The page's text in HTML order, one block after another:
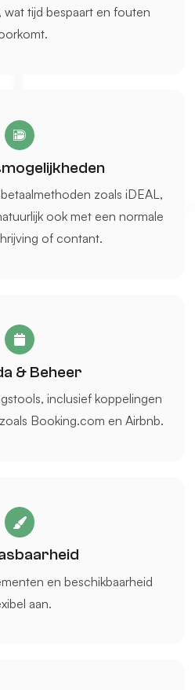
tijd bespaart en fouten
zoals iDEAL,
ook met een normale
of contant.
& Beheer
inclusief koppelingen
Booking.com en Airbnb.
en beschikbaarheid
aan.